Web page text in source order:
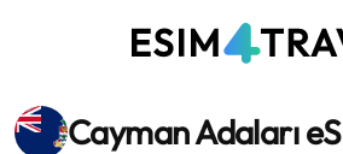
Cayman Adaları